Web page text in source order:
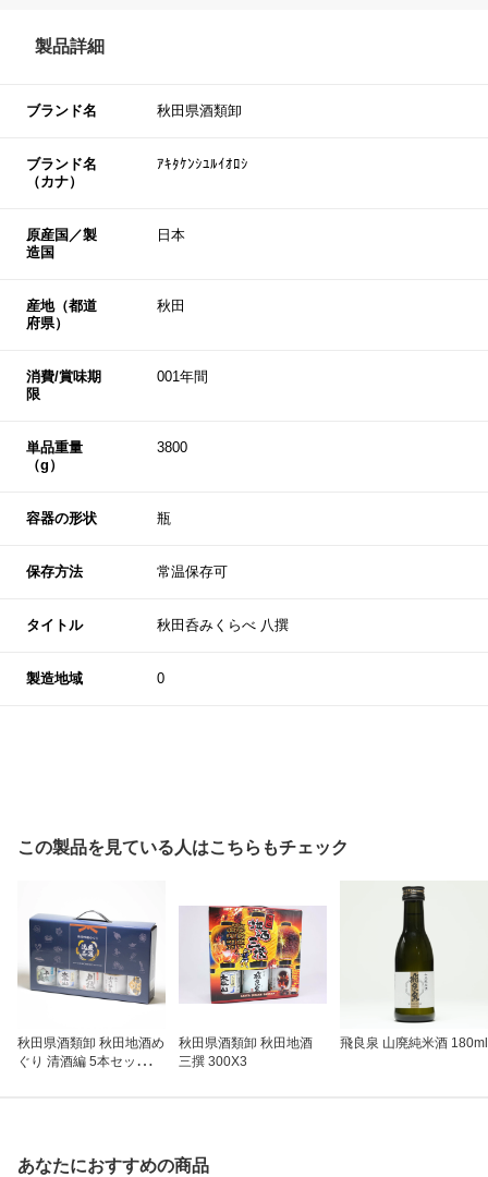
製品詳細
ブランド名 秋田県酒類卸
ブランド名
（カナ）
ｱｷﾀｹﾝｼﾕﾙｲｵﾛｼ
原産国／製
造国
日本
産地（都道
府県）
秋田
消費/賞味期
限
001年間
単品重量
（g）
3800
容器の形状 瓶
保存方法 常温保存可
タイトル 秋田呑みくらべ 八撰
製造地域 0
この製品を見ている人はこちらもチェック
秋田県酒類卸 秋田地酒め
ぐり 清酒編 5本セット 3
秋田県酒類卸 秋田地酒
三撰 300X3
飛良泉 山廃純米酒 180ml
あなたにおすすめの商品